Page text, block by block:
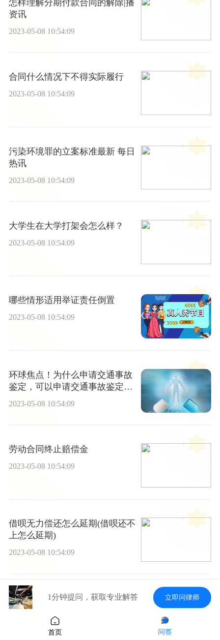
怎样理解分期付款合同的解除|播
资讯
2023-05-08 10:54:09
合同什么情况下不得实际履行
2023-05-08 10:54:09
污染环境罪的立案标准最新 每日
热讯
2023-05-08 10:54:09
大学生在大学打架会怎么样？
2023-05-08 10:54:09
哪些情形适用举证责任倒置
2023-05-08 10:54:09
环球焦点！为什么申请交通事故
鉴定，可以申请交通事故鉴定的
2023-05-08 10:54:09
劳动合同终止赔偿金
2023-05-08 10:54:09
借呗无力偿还怎么延期(借呗还不
上怎么延期)
2023-05-08 10:54:09
滕州市债务律师事务所 滕州市律
师事务所电话号码是多少
2023-05-08 10:54:09
1分钟提问，获取专业解答 立即问律师
首页 问答